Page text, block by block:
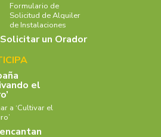
Formulario de
Solicitud de Alquiler
de Instalaciones
Solicitar un Orador
el
a ‘Cultivar el